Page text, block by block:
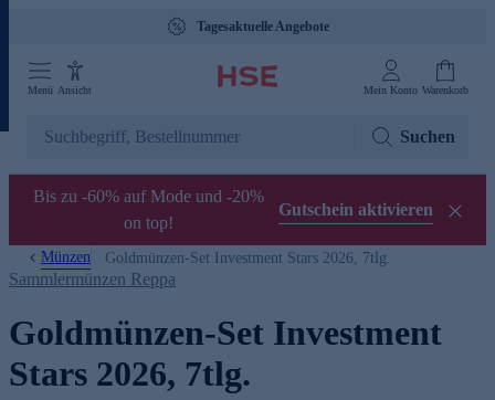
Tagesaktuelle Angebote
Menü Ansicht Mein Konto Warenkorb
Suchen
Bis zu -60% auf Mode und -20%
on top!
Gutschein aktivieren
Münzen Goldmünzen-Set Investment Stars 2026, 7tlg.
Sammlermünzen Reppa
Goldmünzen-Set Investment
Stars 2026, 7tlg.